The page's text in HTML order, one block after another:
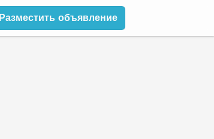
Разместить объявление